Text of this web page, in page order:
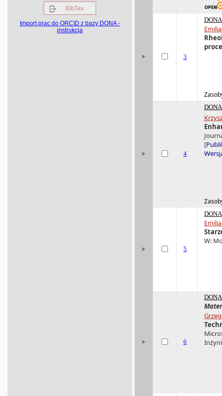
BibTex
Import prac do ORCID z bazy DONA -
instrukcja
3
4
[
5
W:
6